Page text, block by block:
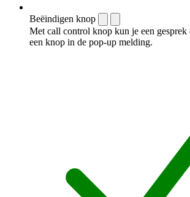
Beëindigen knop
Met call control knop kun je een gesprek
een knop in de pop-up melding.